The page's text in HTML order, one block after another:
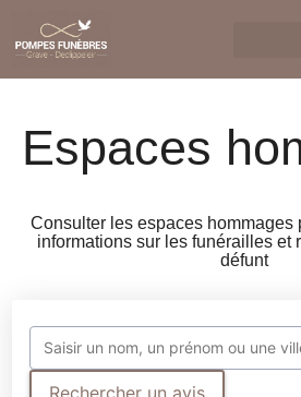
Espaces
Consulter les espaces hommages
informations sur les funérailles et
défunt
Rechercher un avis